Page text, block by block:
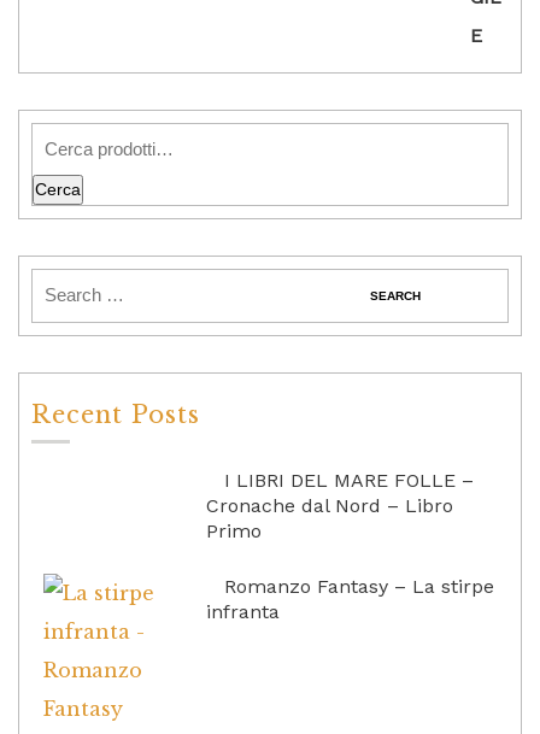
Cerca
Recent Posts
I LIBRI DEL MARE FOLLE –
Cronache dal Nord – Libro
Primo
Romanzo Fantasy – La stirpe
infranta